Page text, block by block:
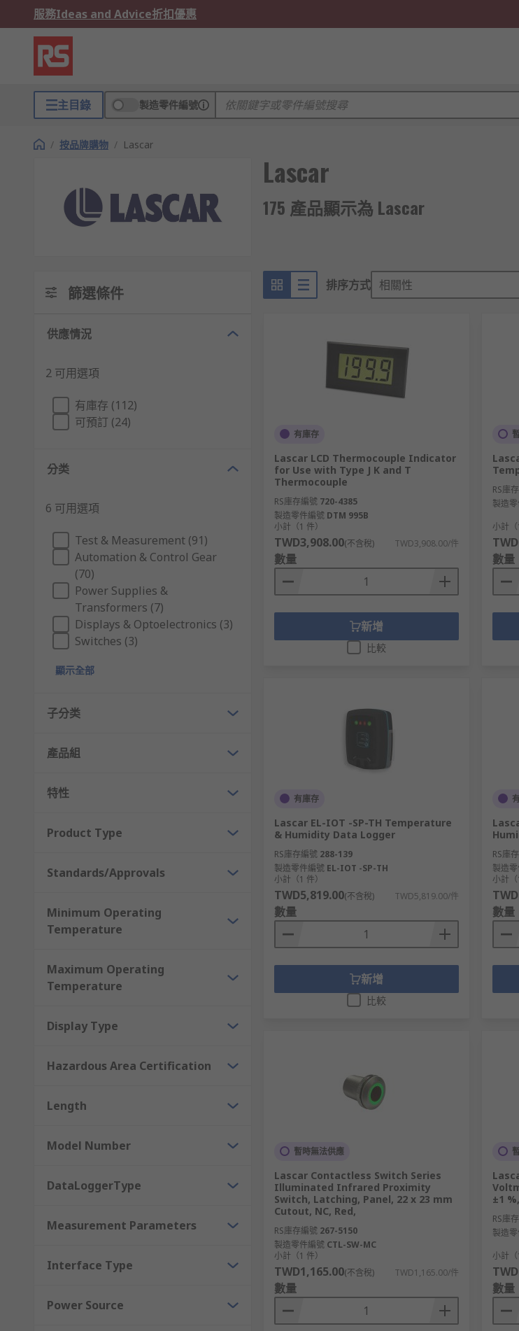
服務Ideas and Advice折扣優惠
主目錄 製造零件編號
/ 按品牌購物 / Lascar
Lascar
175 產品顯示為 Lascar
篩選條件
供應情況
2 可用選項
有庫存 (112)
可預訂 (24)
分类
6 可用選項
Test & Measurement (91)
Automation & Control Gear
(70)
Power Supplies &
Transformers (7)
Displays & Optoelectronics (3)
Switches (3)
顯示全部
子分类
產品組
特性
Product Type
Standards/Approvals
Minimum Operating
Temperature
Maximum Operating
Temperature
Display Type
Hazardous Area Certification
Length
Model Number
DataLoggerType
Measurement Parameters
Interface Type
Power Source
排序方式 相關性
有庫存
Lascar LCD Thermocouple Indicator
for Use with Type J K and T
Thermocouple
RS庫存編號 720-4385
製造零件編號 DTM 995B
小計（1 件）
TWD3,908.00(不含稅) TWD3,908.00/件
數量
新增
比較
RS庫
製造
小計（
數量
有庫存
Lascar EL-IOT -SP-TH Temperature
& Humidity Data Logger
RS庫存編號 288-139
製造零件編號 EL-IOT -SP-TH
小計（1 件）
TWD5,819.00(不含稅) TWD5,819.00/件
數量
新增
比較
RS庫
製造
小計（
數量
暫時無法供應
Lascar Contactless Switch Series
Illuminated Infrared Proximity
Switch, Latching, Panel, 22 x 23 mm
Cutout, NC, Red,
RS庫存編號 267-5150
製造零件編號 CTL-SW-MC
小計（1 件）
TWD1,165.00(不含稅) TWD1,165.00/件
數量
±1
RS庫
製造
小計（
數量